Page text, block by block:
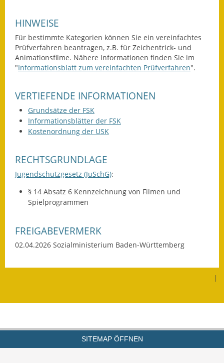
Freizeit
Feuerwehr
Kirchen
Veranstaltungen
Baumaßnahmen
HINWEISE
Für bestimmte Kategorien können Sie ein vereinfachtes
Prüfverfahren beantragen, z.B. für Zeichentrick- und
Animationsfilme. Nähere Informationen finden Sie im
"Informationsblatt zum vereinfachten Prüfverfahren".
VERTIEFENDE INFORMATIONEN
Grundsätze der FSK
Informationsblätter der FSK
Kostenordnung der USK
RECHTSGRUNDLAGE
Jugendschutzgesetz (JuSchG):
§ 14 Absatz 6 Kennzeichnung von Filmen und
Spielprogrammen
FREIGABEVERMERK
02.04.2026 Sozialministerium Baden-Württemberg
|
SITEMAP ÖFFNEN